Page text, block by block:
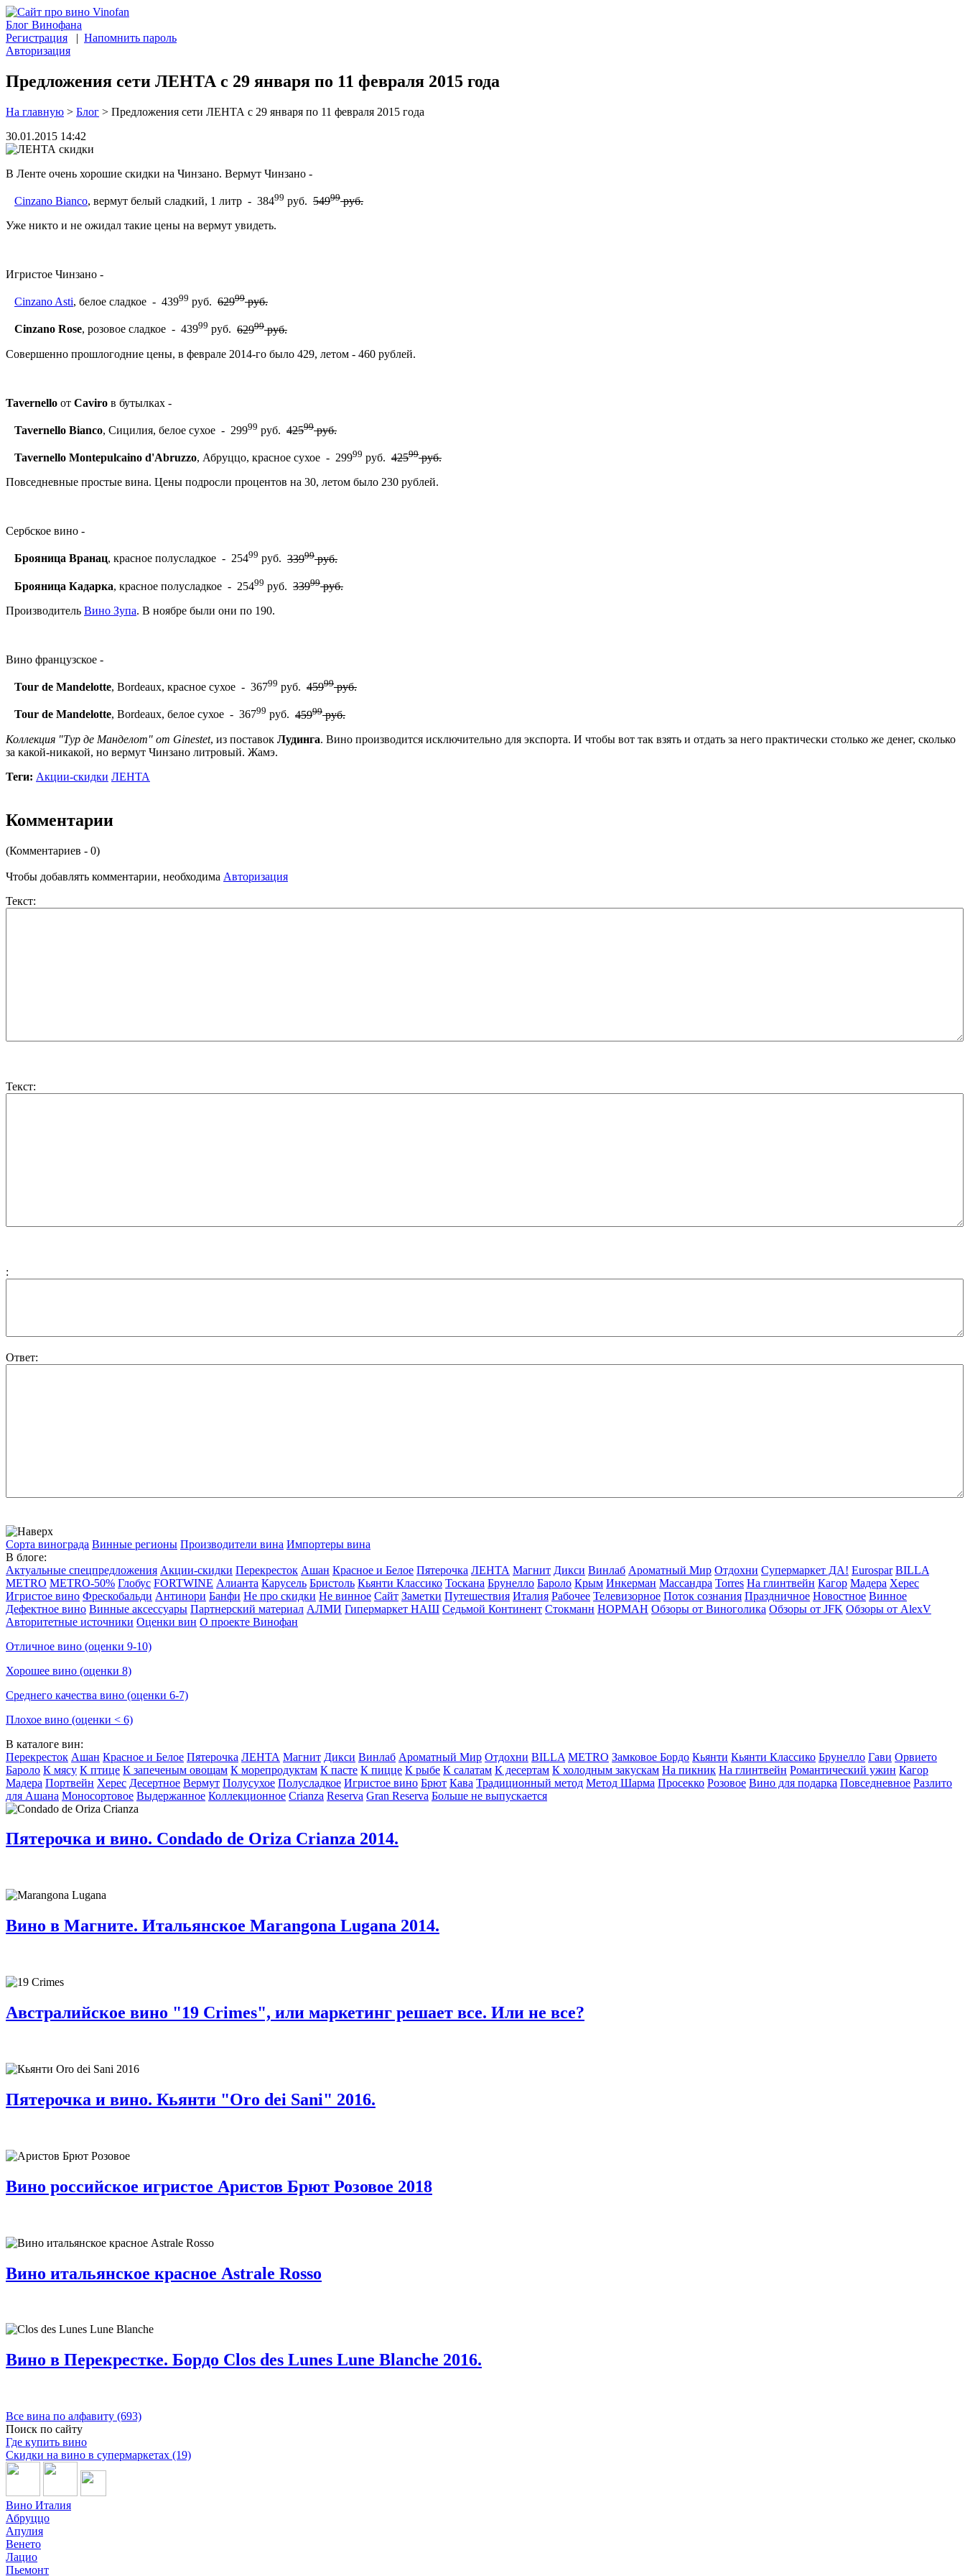
Блог Винофана
Регистрация | Напомнить пароль
Авторизация
Предложения сети ЛЕНТА с 29 января по 11 февраля 2015 года
На главную > Блог > Предложения сети ЛЕНТА с 29 января по 11 февраля 2015 года
30.01.2015 14:42
В Ленте очень хорошие скидки на Чинзано. Вермут Чинзано -
Cinzano Bianco, вермут белый сладкий, 1 литр - 38499 руб. 54999руб.
Уже никто и не ожидал такие цены на вермут увидеть.
Игристое Чинзано -
Cinzano Asti, белое сладкое - 43999 руб. 62999руб.
Cinzano Rose, розовое сладкое - 43999 руб. 62999руб.
Совершенно прошлогодние цены, в феврале 2014-го было 429, летом - 460 рублей.
Tavernello от Caviro в бутылках -
Tavernello Bianco, Сицилия, белое сухое - 29999 руб. 42599руб.
Tavernello Montepulcaino d'Abruzzo, Абруццо, красное сухое - 29999 руб. 42599руб.
Повседневные простые вина. Цены подросли процентов на 30, летом было 230 рублей.
Сербское вино -
Брояница Вранац, красное полусладкое - 25499 руб. 33999руб.
Брояница Кадарка, красное полусладкое - 25499 руб. 33999руб.
Производитель Вино Зупа. В ноябре были они по 190.
Вино французское -
Tour de Mandelotte, Bordeaux, красное сухое - 36799 руб. 45999руб.
Tour de Mandelotte, Bordeaux, белое сухое - 36799 руб. 45999руб.
Коллекция "Тур де Манделот" от Ginestet, из поставок Лудинга. Вино производится исключительно для экспорта. И чтобы вот так взять и отдать за него практически столько же денег, сколько
за какой-никакой, но вермут Чинзано литровый. Жамэ.
Теги: Акции-скидки ЛЕНТА
Комментарии
(Комментариев - 0)
Чтобы добавлять комментарии, необходима Авторизация
Текст:
Текст:
:
Ответ:
Сорта винограда Винные регионы Производители вина Импортеры вина
В блоге:
Актуальные спецпредложения Акции-скидки Перекресток Ашан Красное и Белое Пятерочка ЛЕНТА Магнит Дикси Винлаб Ароматный Мир Отдохни Супермаркет ДА! Eurospar BILLA
METRO METRO-50% Глобус FORTWINE Алианта Карусель Бристоль Кьянти Классико Тоскана Брунелло Бароло Крым Инкерман Массандра Torres На глинтвейн Кагор Мадера Херес
Игристое вино Фрескобальди Антинори Банфи Не про скидки Не винное Сайт Заметки Путешествия Италия Рабочее Телевизорное Поток сознания Праздничное Новостное Винное
Дефектное вино Винные аксессуары Партнерский материал АЛМИ Гипермаркет НАШ Седьмой Континент Стокманн НОРМАН Обзоры от Виноголика Обзоры от JFK Обзоры от AlexV
Авторитетные источники Оценки вин О проекте Винофан
Отличное вино (оценки 9-10)
Хорошее вино (оценки 8)
Среднего качества вино (оценки 6-7)
Плохое вино (оценки < 6)
В каталоге вин:
Перекресток Ашан Красное и Белое Пятерочка ЛЕНТА Магнит Дикси Винлаб Ароматный Мир Отдохни BILLA METRO Замковое Бордо Кьянти Кьянти Классико Брунелло Гави Орвието
Бароло К мясу К птице К запеченым овощам К морепродуктам К пасте К пицце К рыбе К салатам К десертам К холодным закускам На пикник На глинтвейн Романтический ужин Кагор
Мадера Портвейн Херес Десертное Вермут Полусухое Полусладкое Игристое вино Брют Кава Традиционный метод Метод Шарма Просекко Розовое Вино для подарка Повседневное Разлито
для Ашана Моносортовое Выдержанное Коллекционное Crianza Reserva Gran Reserva Больше не выпускается
Пятерочка и вино. Condado de Oriza Crianza 2014.
Вино в Магните. Итальянское Marangona Lugana 2014.
Австралийское вино "19 Crimes", или маркетинг решает все. Или не все?
Пятерочка и вино. Кьянти "Oro dei Sani" 2016.
Вино российское игристое Аристов Брют Розовое 2018
Вино итальянское красное Astrale Rosso
Вино в Перекрестке. Бордо Clos des Lunes Lune Blanche 2016.
Все вина по алфавиту (693)
Поиск по сайту
Где купить вино
Скидки на вино в супермаркетах (19)
Вино Италия
Абруццо
Апулия
Венето
Лацио
Пьемонт